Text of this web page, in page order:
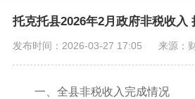
托克托县2026年2月政府非税收入
发布时间：2026-03-27 17:05 来源：
一、全县非税收入完成情况